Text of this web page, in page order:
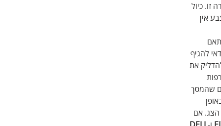
זו. כיול
אין
150$ ל-400$ בהתאם
להגיף
את
שהמסך
הצג. אם